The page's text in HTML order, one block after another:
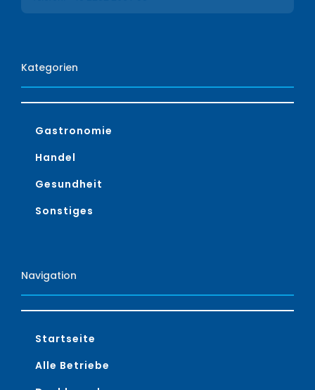
Kategorien
Gastronomie
Handel
Gesundheit
Sonstiges
Navigation
Startseite
Alle Betriebe